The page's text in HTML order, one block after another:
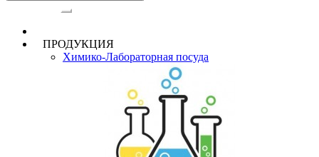
ПРОДУКЦИЯ
Химико-Лабораторная посуда